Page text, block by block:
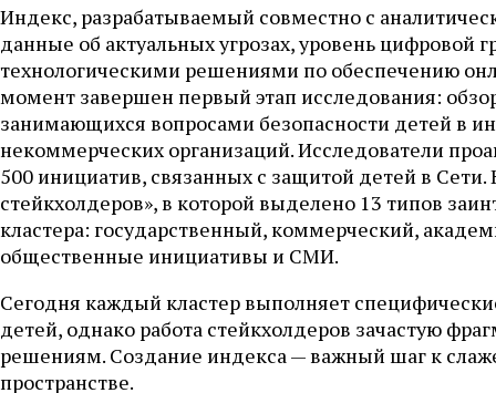
Индекс, разрабатываемый совместно с
данные об актуальных угрозах, уровень цифровой
технологическими решениями по обеспечению
момент завершен первый этап исследования:
занимающихся вопросами безопасности детей в
некоммерческих организаций. Исследователи
500 инициатив, связанных с защитой детей в Сети.
стейкхолдеров», в которой выделено 13 типов
кластера: государственный, коммерческий,
общественные инициативы и СМИ.
Сегодня каждый кластер выполняет
детей, однако работа стейкхолдеров зачастую
решениям. Создание индекса — важный шаг к
пространстве.